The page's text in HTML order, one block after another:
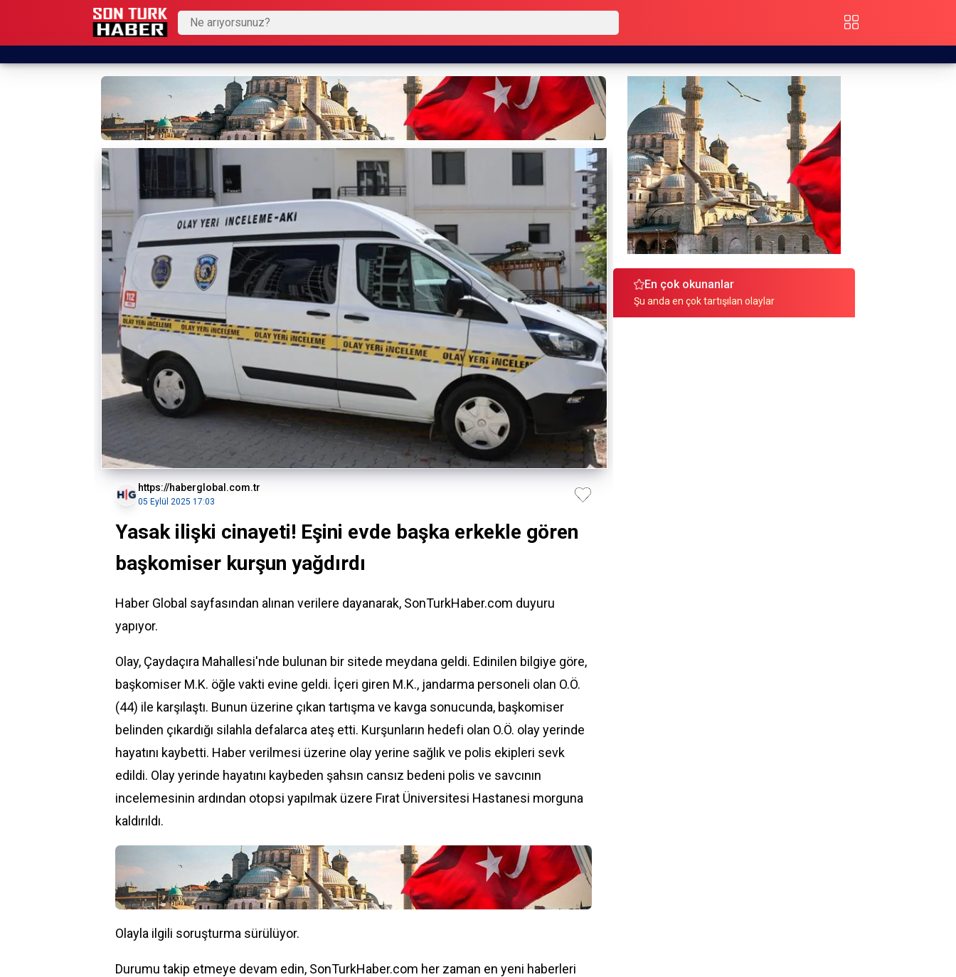
https://haberglobal.com.tr
05 Eylül 2025 17:03
Yasak ilişki cinayeti! Eşini evde başka erkekle gören
başkomiser kurşun yağdırdı
Haber Global sayfasından alınan verilere dayanarak, SonTurkHaber.com duyuru
yapıyor.
Olay, Çaydaçıra Mahallesi'nde bulunan bir sitede meydana geldi. Edinilen bilgiye göre,
başkomiser M.K. öğle vakti evine geldi. İçeri giren M.K., jandarma personeli olan O.Ö.
(44) ile karşılaştı. Bunun üzerine çıkan tartışma ve kavga sonucunda, başkomiser
belinden çıkardığı silahla defalarca ateş etti. Kurşunların hedefi olan O.Ö. olay yerinde
hayatını kaybetti. Haber verilmesi üzerine olay yerine sağlık ve polis ekipleri sevk
edildi. Olay yerinde hayatını kaybeden şahsın cansız bedeni polis ve savcının
incelemesinin ardından otopsi yapılmak üzere Fırat Üniversitesi Hastanesi morguna
kaldırıldı.
Olayla ilgili soruşturma sürülüyor.
Durumu takip etmeye devam edin, SonTurkHaber.com her zaman en yeni haberleri
En çok okunanlar
Şu anda en çok tartışılan olaylar